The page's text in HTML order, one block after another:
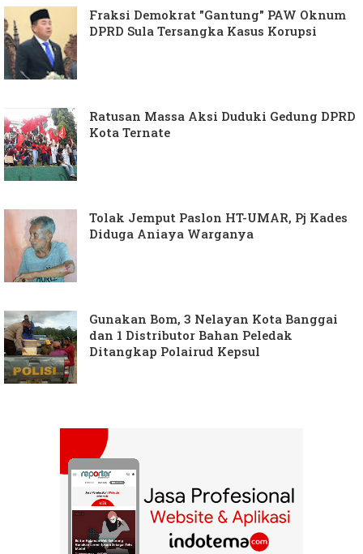
Fraksi Demokrat "Gantung" PAW Oknum
DPRD Sula Tersangka Kasus Korupsi
Ratusan Massa Aksi Duduki Gedung DPRD
Kota Ternate
Tolak Jemput Paslon HT-UMAR, Pj Kades
Diduga Aniaya Warganya
Gunakan Bom, 3 Nelayan Kota Banggai
dan 1 Distributor Bahan Peledak
Ditangkap Polairud Kepsul